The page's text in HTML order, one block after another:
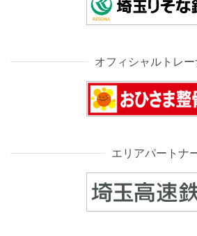
オフィシャルトレ
エリアパートナ